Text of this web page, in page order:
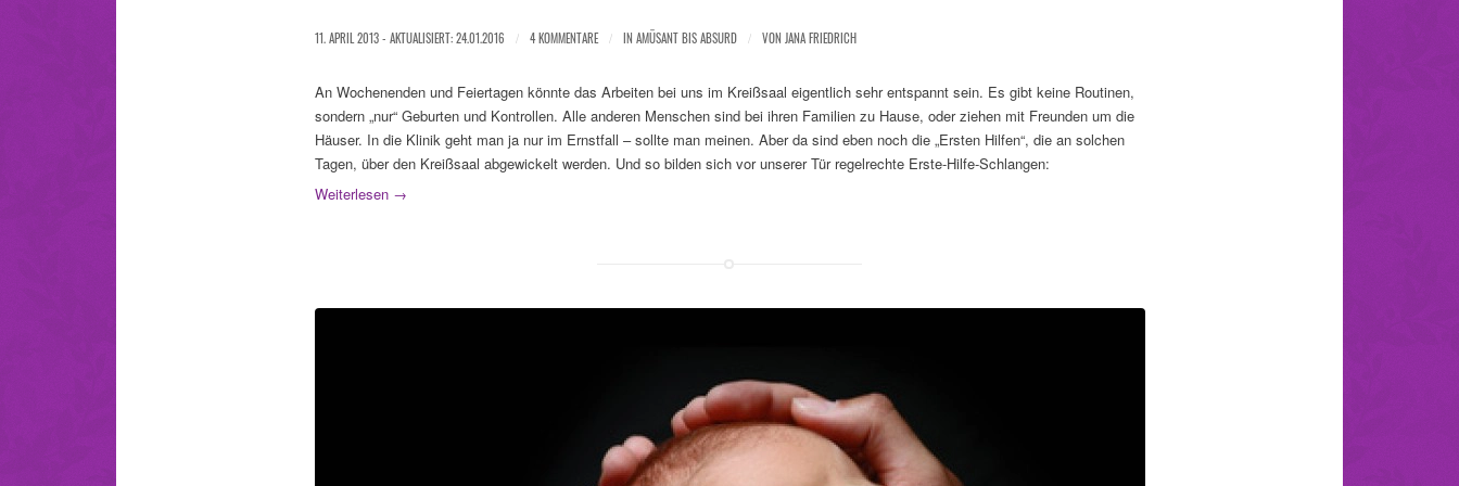
11. APRIL 2013 - AKTUALISIERT: 24.01.2016 / 4 KOMMENTARE / IN AMÜSANT BIS ABSURD / VON JANA FRIEDRICH
An Wochenenden und Feiertagen könnte das Arbeiten bei uns im Kreißsaal eigentlich sehr entspannt sein. Es gibt keine Routinen,
sondern „nur“ Geburten und Kontrollen. Alle anderen Menschen sind bei ihren Familien zu Hause, oder ziehen mit Freunden um die
Häuser. In die Klinik geht man ja nur im Ernstfall – sollte man meinen. Aber da sind eben noch die „Ersten Hilfen“, die an solchen
Tagen, über den Kreißsaal abgewickelt werden. Und so bilden sich vor unserer Tür regelrechte Erste-Hilfe-Schlangen:
Weiterlesen→